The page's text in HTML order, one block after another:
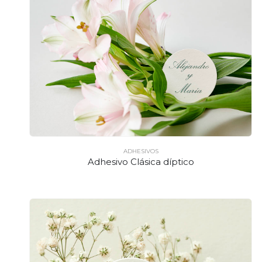
ADHESIVOS
Adhesivo Clásica díptico